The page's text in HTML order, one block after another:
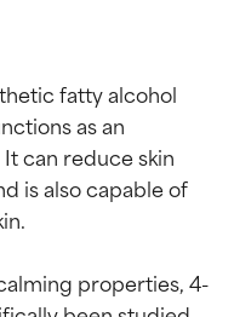
fatty alcohol
as an
can reduce skin
is also capable of
properties, 4-